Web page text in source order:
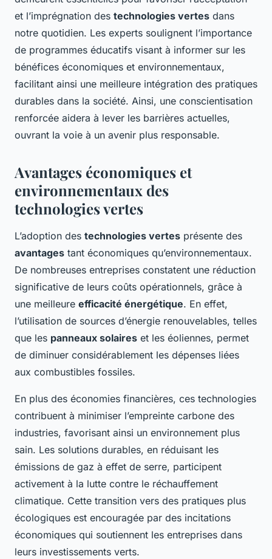
et l’imprégnation des technologies vertes dans
notre quotidien. Les experts soulignent l’importance
de programmes éducatifs visant à informer sur les
bénéfices économiques et environnementaux,
facilitant ainsi une meilleure intégration des pratiques
durables dans la société. Ainsi, une conscientisation
renforcée aidera à lever les barrières actuelles,
ouvrant la voie à un avenir plus responsable.
Avantages économiques et
environnementaux des
technologies vertes
L’adoption des technologies vertes présente des
avantages tant économiques qu’environnementaux.
De nombreuses entreprises constatent une réduction
significative de leurs coûts opérationnels, grâce à
une meilleure efficacité énergétique. En effet,
l’utilisation de sources d’énergie renouvelables, telles
que les panneaux solaires et les éoliennes, permet
de diminuer considérablement les dépenses liées
aux combustibles fossiles.
En plus des économies financières, ces technologies
contribuent à minimiser l’empreinte carbone des
industries, favorisant ainsi un environnement plus
sain. Les solutions durables, en réduisant les
émissions de gaz à effet de serre, participent
activement à la lutte contre le réchauffement
climatique. Cette transition vers des pratiques plus
écologiques est encouragée par des incitations
économiques qui soutiennent les entreprises dans
leurs investissements verts.